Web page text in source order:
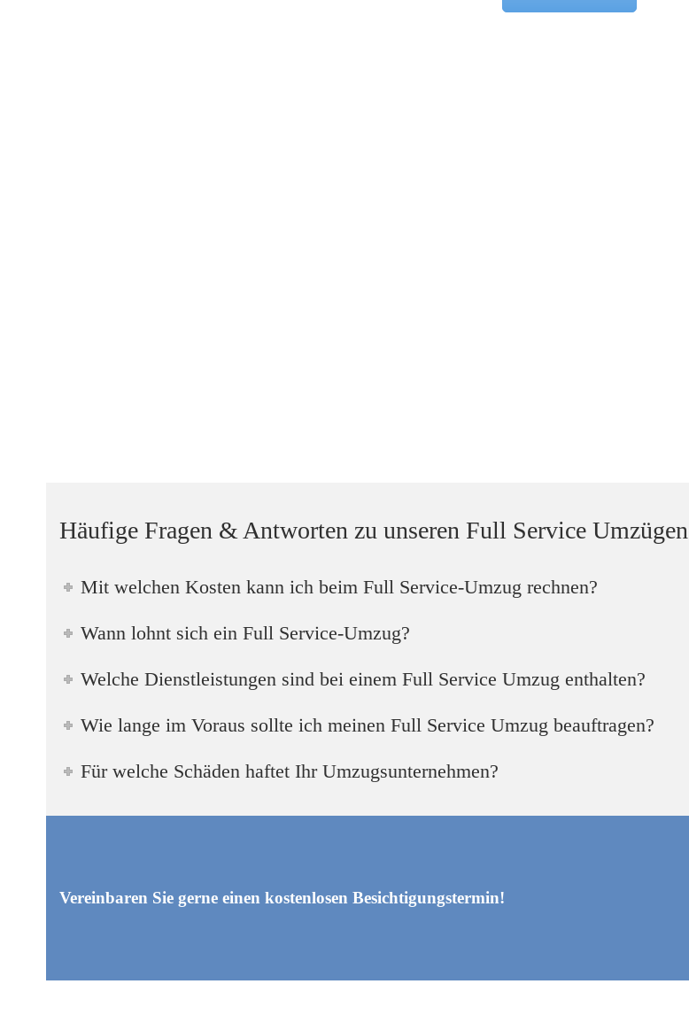
Häufige Fragen & Antworten zu unseren Full Service Umzügen
Mit welchen Kosten kann ich beim Full Service-Umzug rechnen?
Wann lohnt sich ein Full Service-Umzug?
Welche Dienstleistungen sind bei einem Full Service Umzug enthalten?
Wie lange im Voraus sollte ich meinen Full Service Umzug beauftragen?
Für welche Schäden haftet Ihr Umzugsunternehmen?
Vereinbaren Sie gerne einen kostenlosen Besichtigungstermin!